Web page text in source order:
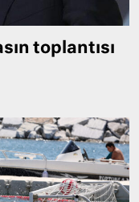
toplantısı